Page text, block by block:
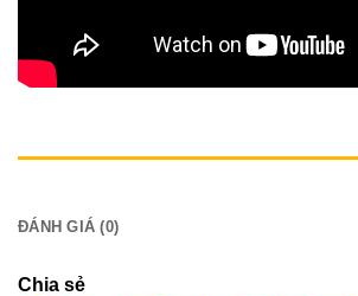
ĐÁNH GIÁ (0)
Chia sẻ